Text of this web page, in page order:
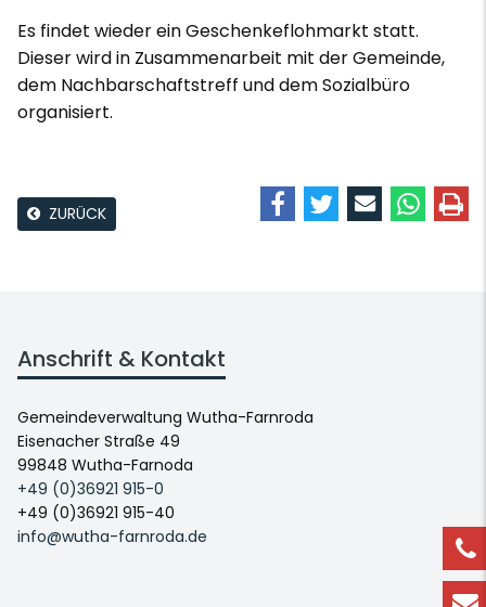
Es findet wieder ein Geschenkeflohmarkt statt.
Dieser wird in Zusammenarbeit mit der Gemeinde,
dem Nachbarschaftstreff und dem Sozialbüro
organisiert.
ZURÜCK
Anschrift & Kontakt
Gemeindeverwaltung Wutha-Farnroda
Eisenacher Straße 49
99848 Wutha-Farnoda
+49 (0)36921 915-0
+49 (0)36921 915-40
info@wutha-farnroda.de